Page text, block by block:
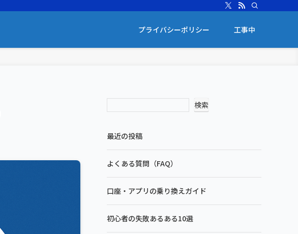
プライバシーポリシー 工事中
検索
最近の投稿
よくある質問（FAQ）
口座・アプリの乗り換えガイド
初心者の失敗あるある10選